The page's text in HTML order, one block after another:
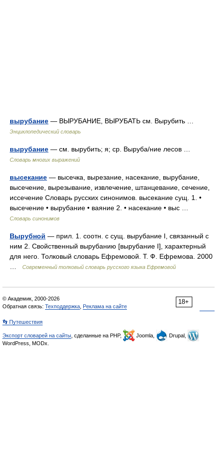
вырубание — ВЫРУБАНИЕ, ВЫРУБАТЬ см. Вырубить …
Энциклопедический словарь
вырубание — см. вырубить; я; ср. Выруба/ние лесов …
Словарь многих выражений
высекание — высечка, вырезание, насекание, вырубание,
высечение, вырезывание, извлечение, штанцевание, сечение,
иссечение Словарь русских синонимов. высекание сущ. 1. •
высечение • вырубание • ваяние 2. • насекание • выс …
Словарь синонимов
Вырубной — прил. 1. соотн. с сущ. вырубание I, связанный с
ним 2. Свойственный вырубанию [вырубание I], характерный
для него. Толковый словарь Ефремовой. Т. Ф. Ефремова. 2000
Современный толковый словарь русского языка Ефремовой
18+
© Академик, 2000-2026
Обратная связь: Техподдержка Реклама на сайте
👣 Путешествия
Экспорт словарей на сайты , сделанные на PHP, Joomla,
Drupal,
WordPress, MODx.